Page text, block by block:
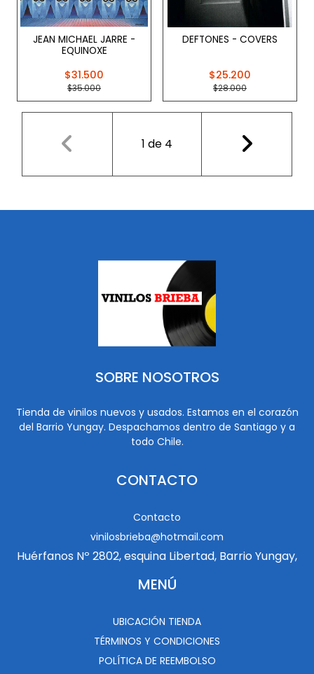
JEAN MICHAEL JARRE -
EQUINOXE
$31.500
$35.000
DEFTONES - COVERS
$25.200
$28.000
1 de 4
SOBRE NOSOTROS
Tienda de vinilos nuevos y usados. Estamos en el corazón
del Barrio Yungay. Despachamos dentro de Santiago y a
todo Chile.
CONTACTO
Contacto
vinilosbrieba@hotmail.com
Huérfanos Nº 2802, esquina Libertad, Barrio Yungay,
MENÚ
UBICACIÓN TIENDA
TÉRMINOS Y CONDICIONES
POLÍTICA DE REEMBOLSO